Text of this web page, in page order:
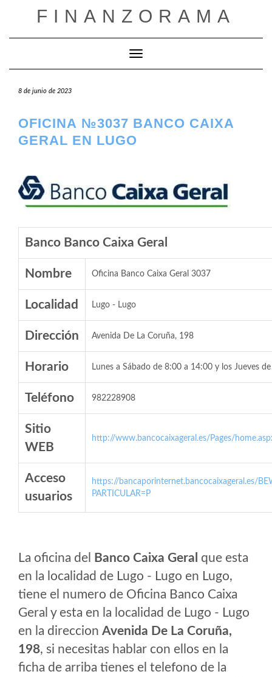
FINANZORAMA
Cambiar modo de navegación
8 de junio de 2023
OFICINA №3037 BANCO CAIXA
GERAL EN LUGO
Banco Banco Caixa Geral
Nombre Oficina Banco Caixa Geral 3037
Localidad Lugo - Lugo
Dirección Avenida De La Coruña, 198
Horario Lunes a Sábado de 8:00 a 14:00 y los Jueves
Teléfono 982228908
Sitio
WEB
http://www.bancocaixageral.es/Pages/
Acceso
usuarios
https://bancaporinternet.bancocaixageral.es/
PARTICULAR=P
La oficina del Banco Caixa Geral que esta
en la localidad de Lugo - Lugo en Lugo,
tiene el numero de Oficina Banco Caixa
Geral y esta en la localidad de Lugo - Lugo
en la direccion Avenida De La Coruña,
198, si necesitas hablar con ellos en la
ficha de arriba tienes el telefono de la